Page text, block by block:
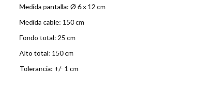
Medida pantalla: Ø 6 x 12 cm
Medida cable: 150 cm
Fondo total: 25 cm
Alto total: 150 cm
Tolerancia: +/- 1 cm